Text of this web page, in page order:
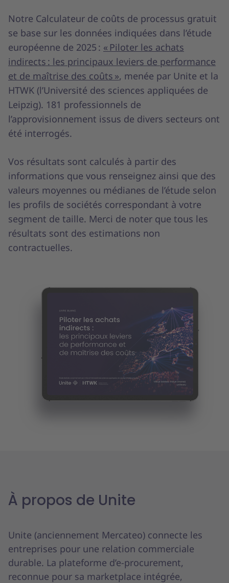
Notre Calculateur de coûts de processus gratuit
se base sur les données indiquées dans l’étude
européenne de 2025 : « Piloter les achats
indirects : les principaux leviers de performance
et de maîtrise des coûts », menée par Unite et la
HTWK (l’Université des sciences appliquées de
Leipzig). 181 professionnels de
l’approvisionnement issus de divers secteurs ont
été interrogés.
Vos résultats sont calculés à partir des
informations que vous renseignez ainsi que des
valeurs moyennes ou médianes de l’étude selon
les profils de sociétés correspondant à votre
segment de taille. Merci de noter que tous les
résultats sont des estimations non
contractuelles.
À propos de Unite
Unite (anciennement Mercateo) connecte les
entreprises pour une relation commerciale
durable. La plateforme d’e-procurement,
reconnue pour sa marketplace intégrée,